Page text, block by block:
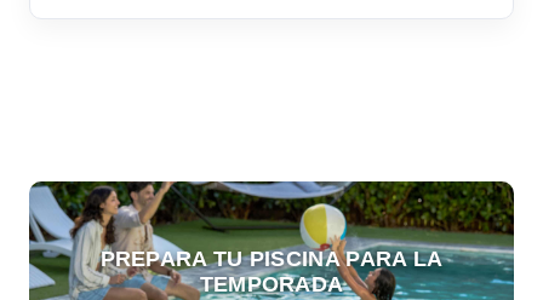
PREPARA TU PISCINA PARA LA
TEMPORADA